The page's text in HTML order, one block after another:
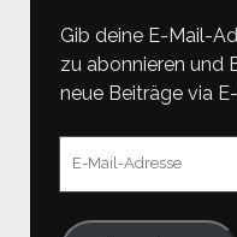
Gib deine E-Mail-
zu abonnieren und
neue Beiträge via